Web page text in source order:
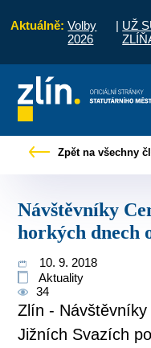
Aktuálně: Volby
2026
| UŽ
vyřídit
Zpět na všechny
Návštěvníky Centrálního parku v
horkých dnech
10. 9. 2018
Aktuality
34
Zlín -
Jižních Svazích